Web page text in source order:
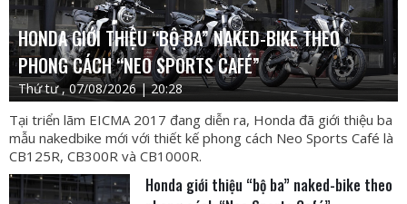
HONDA GIỚI THIỆU “BỘ BA” NAKED-BIKE THEO
PHONG CÁCH “NEO SPORTS CAFÉ”
Thứ tư , 07/08/2026 | 20:28
Tại triển lãm EICMA 2017 đang diễn ra, Honda đã giới thiệu ba
mẫu nakedbike mới với thiết kế phong cách Neo Sports Café là
CB125R, CB300R và CB1000R.
Honda giới thiệu “bộ ba” naked-bike theo